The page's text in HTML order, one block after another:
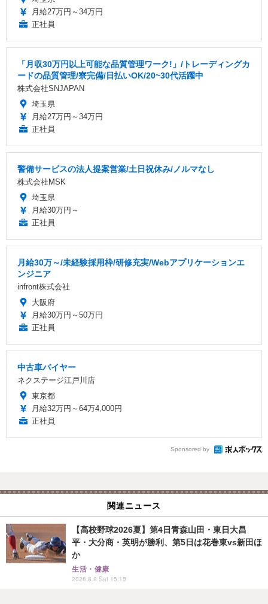
月給27万円～34万円
正社員
「月収30万円以上可能な品質管理ワーク!」/トレーディングカ
ードの品質管理/寮完備/日払いOK/20~30代活躍中
株式会社SNJAPAN
埼玉県
月給27万円～34万円
正社員
警備サービスの法人提案営業/土日祝休み/ノルマなし
株式会社MSK
埼玉県
月給30万円～
正社員
月給30万～/未経験採用枠/研修充実/Webアプリケーションエ
ンジニア
infront株式会社
大阪府
月給30万円～50万円
正社員
中古車バイヤー
ネクステージ江戸川店
東京都
月給32万円～64万4,000円
正社員
Sponsored by
関連ニュース
【高校野球2026夏】第4日青森山田・東日大昌
平・大分商・英明が勝利、第5日は花巻東vs新田ほ
か
生活・健康
2026.8.8 Sat 15:15